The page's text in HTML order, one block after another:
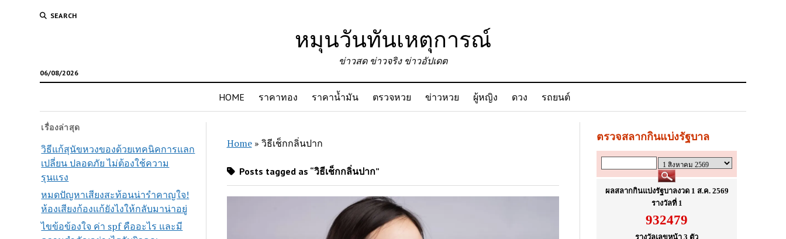
SEARCH
หมุนวันทันเหตุการณ์
06/08/2026
ข่าวสด ข่าวจริง ข่าวอัปเดต
HOME ราคาทอง ราคาน้ำมัน ตรวจหวย ข่าวหวย ผู้หญิง ดวง รถยนต์
เรื่องล่าสุด
วิธีแก้สุนัขหวงของด้วยเทคนิคการแลก
เปลี่ยน ปลอดภัย ไม่ต้องใช้ความ
รุนแรง
หมดปัญหาเสียงสะท้อนน่ารำคาญใจ!
ห้องเสียงก้องแก้ยังไงให้กลับมาน่าอยู่
ไขข้อข้องใจ ค่า spf คืออะไร และมี
Home» วิธีเช็กกลิ่นปาก
Posts tagged as “วิธีเช็กกลิ่นปาก”